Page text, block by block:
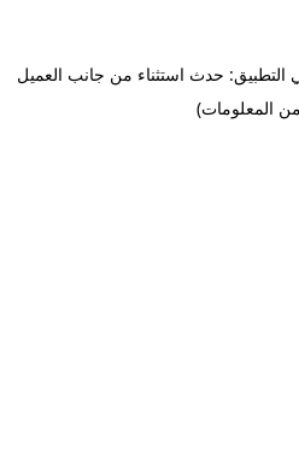
التطبيق: حدث استثناء من جانب العميل
المعلومات)